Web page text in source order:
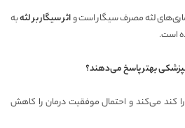
لثه مصرف سیگار است واثر سیگار بر لثهبه
است.
بهتر پاسخ می‌دهند؟
کند می‌کند و احتمال موفقیت درمان را کاهش